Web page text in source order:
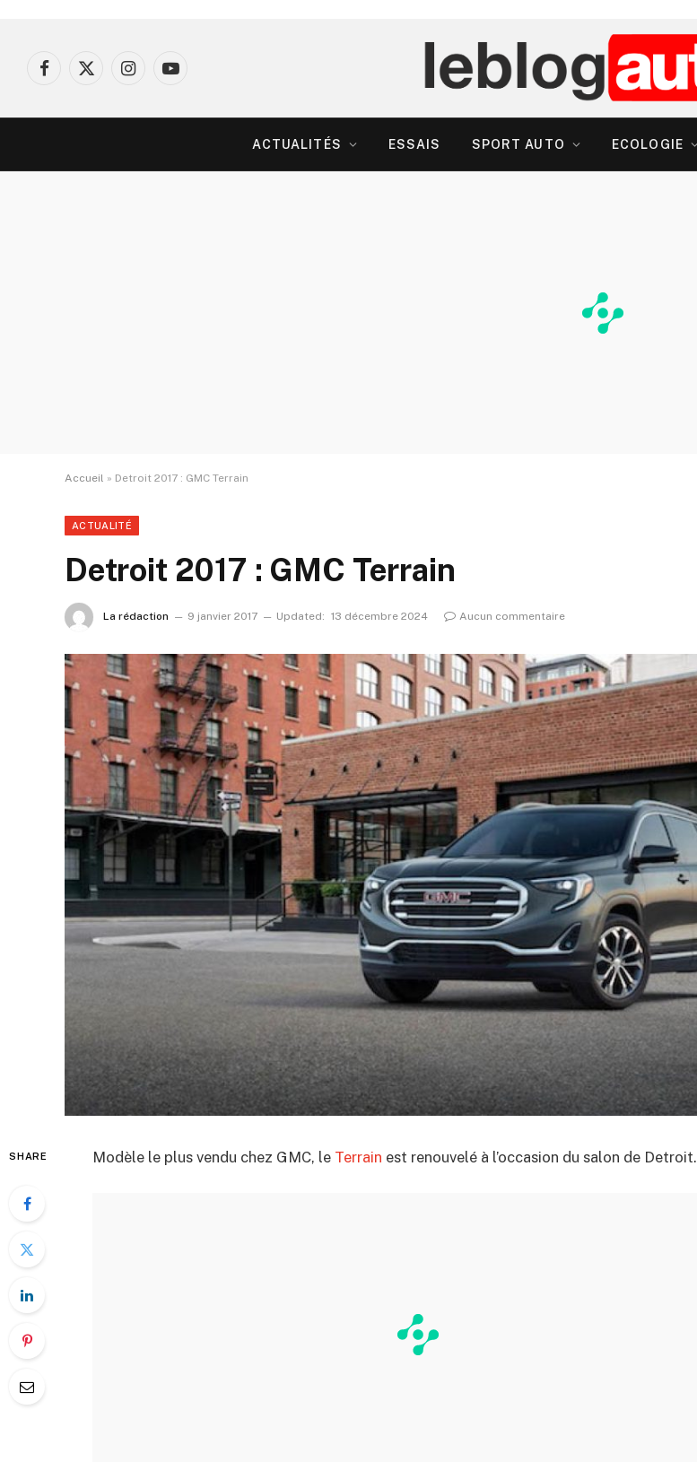
Facebook
X
InstagramYouTube
ACTUALITÉS ESSAIS SPORT AUTO ECOLOGIE
Accueil » Detroit 2017 : GMC Terrain
ACTUALITÉ
Detroit 2017 : GMC Terrain
La rédaction 9 janvier 2017 Updated: 13 décembre 2024 Aucun commentaire
SHARE Modèle le plus vendu chez GMC, le Terrain est renouvelé à l’occasion du salon de Detroit.